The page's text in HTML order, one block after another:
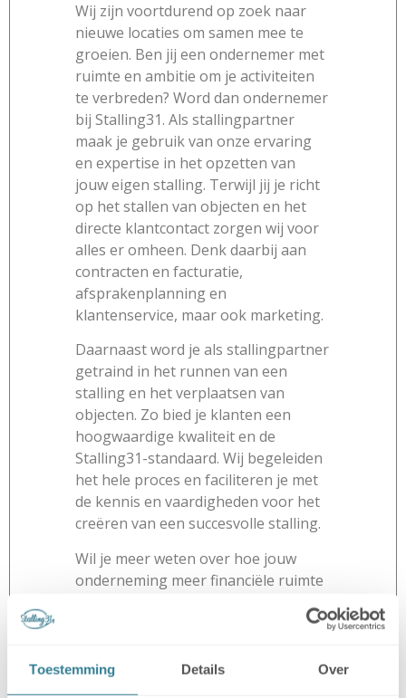
Toestemming Details Over
Wij zijn voortdurend op zoek naar
nieuwe locaties om samen mee te
groeien. Ben jij een ondernemer met
ruimte en ambitie om je activiteiten
te verbreden? Word dan ondernemer
bij Stalling31. Als stallingpartner
maak je gebruik van onze ervaring
en expertise in het opzetten van
jouw eigen stalling. Terwijl jij je richt
op het stallen van objecten en het
directe klantcontact zorgen wij voor
alles er omheen. Denk daarbij aan
contracten en facturatie,
afsprakenplanning en
klantenservice, maar ook marketing.
Daarnaast word je als stallingpartner
getraind in het runnen van een
stalling en het verplaatsen van
objecten. Zo bied je klanten een
hoogwaardige kwaliteit en de
Stalling31-standaard. Wij begeleiden
het hele proces en faciliteren je met
de kennis en vaardigheden voor het
creëren van een succesvolle stalling.
Wil je meer weten over hoe jouw
onderneming meer financiële ruimte
hieronder dan meer informatie aan.
Meer informatie